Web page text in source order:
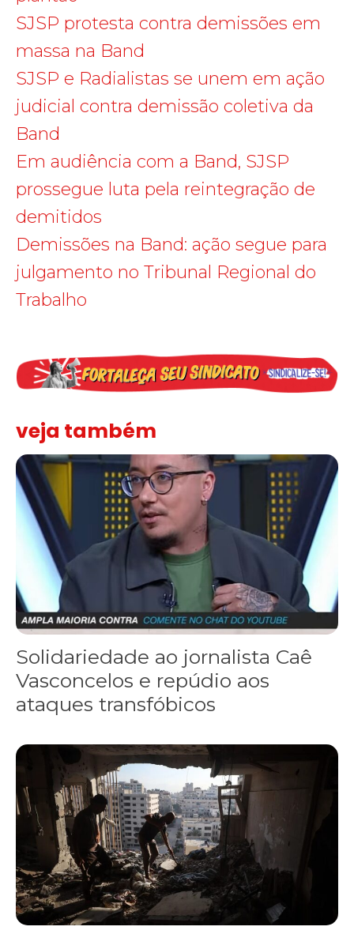
SJSP protesta contra demissões em
massa na Band
SJSP e Radialistas se unem em ação
judicial contra demissão coletiva da
Band
Em audiência com a Band, SJSP
prossegue luta pela reintegração de
demitidos
Demissões na Band: ação segue para
julgamento no Tribunal Regional do
Trabalho
veja também
Solidariedade ao jornalista Caê Vasconcelos e repúdio aos
Solidariedade ao jornalista Caê
Vasconcelos e repúdio aos
ataques transfóbicos
“Funeral para toda Gaza” — enquanto o Conselho da Paz